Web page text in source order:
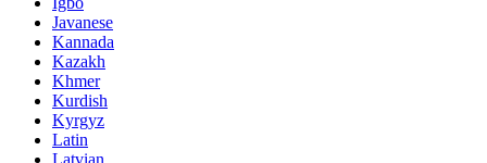
Javanese
Kannada
Kazakh
Khmer
Kurdish
Kyrgyz
Latin